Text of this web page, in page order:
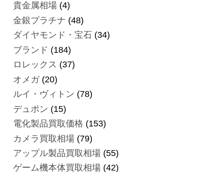
貴金属相場(4)
金銀プラチナ (48)
ダイヤモンド・宝石 (34)
ブランド (184)
ロレックス (37)
オメガ(20)
ルイ・ヴィトン (78)
デュポン (15)
電化製品買取価格 (153)
カメラ買取相場(79)
アップル製品買取相場(55)
ゲーム機本体買取相場(42)